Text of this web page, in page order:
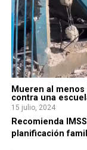
Mueren al
contra una
15 julio, 2024
Recomienda
planificación